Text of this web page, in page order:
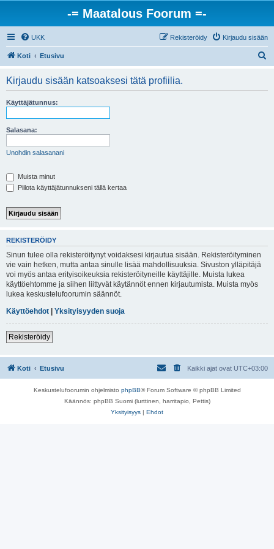
-= Maatalous Foorum =-
UKK Kirjaudu sisään
Rekisteröidy
Koti Etusivu
Kirjaudu sisään katsoaksesi tätä profiilia.
Käyttäjätunnus:
Salasana:
Unohdin salasanani
Muista minut
Piilota käyttäjätunnukseni tällä kertaa
REKISTERÖIDY
Sinun tulee olla rekisteröitynyt voidaksesi kirjautua sisään. Rekisteröityminen
vie vain hetken, mutta antaa sinulle lisää mahdollisuuksia. Sivuston ylläpitäjä
voi myös antaa erityisoikeuksia rekisteröityneille käyttäjille. Muista lukea
käyttöehtomme ja siihen liittyvät käytännöt ennen kirjautumista. Muista myös
lukea keskustelufoorumin säännöt.
Käyttöehdot | Yksityisyyden suoja
Rekisteröidy
Koti Etusivu Kaikki ajat ovat UTC+03:00
Keskustelufoorumin ohjelmisto phpBB® Forum Software © phpBB Limited
Käännös: phpBB Suomi (lurttinen, harritapio, Pettis)
Yksityisyys | Ehdot